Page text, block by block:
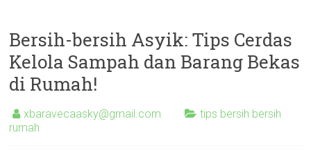
Bersih-bersih Asyik: Tips Cerdas
Kelola Sampah dan Barang Bekas
di Rumah!
xbaravecaasky@gmail.com
tips bersih bersih
rumah